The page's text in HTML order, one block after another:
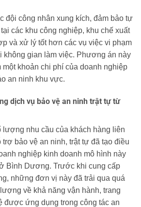
đội công nhân xung kích, đảm bảo tự
các khu công nghiệp, khu chế xuất
và xử lý tốt hơn các vụ việc vi phạm
không gian làm việc. Phương án này
một khoản chi phí của doanh nghiệp
an ninh khu vực.
dịch vụ bảo vệ an ninh trật tự từ
lượng nhu cầu của khách hàng liên
bảo vệ an ninh, trật tự đã tạo điều
nghiệp kinh doanh mô hình này
Bình Dương. Trước khi cung cấp
những đơn vị này đã trải qua quá
về khả năng vận hành, trang
được ứng dụng trong công tác an